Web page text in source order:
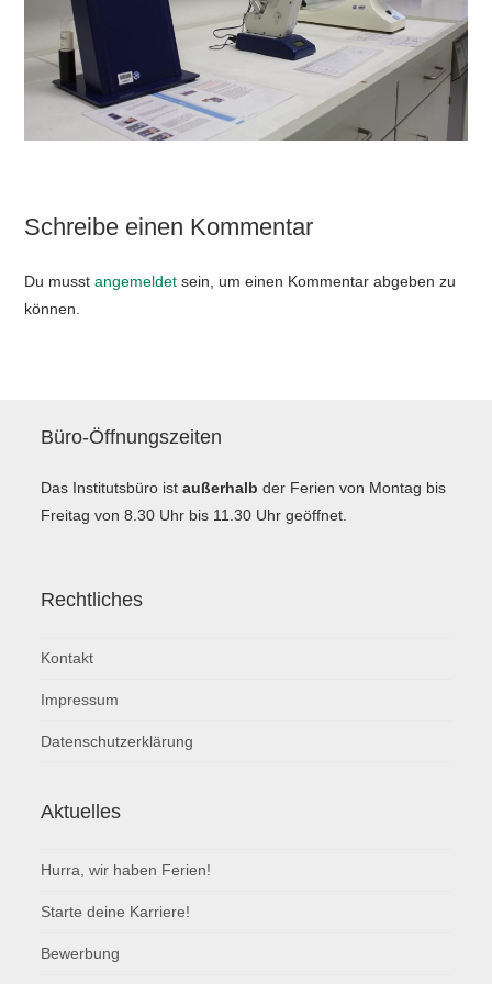
Schreibe einen Kommentar
Du musstangemeldet sein, um einen Kommentar abgeben zu
können.
Büro-Öffnungszeiten
Das Institutsbüro istaußerhalb der Ferien von Montag bis
Freitag von 8.30 Uhr bis 11.30 Uhr geöffnet.
Rechtliches
Kontakt
Impressum
Datenschutzerklärung
Aktuelles
Hurra, wir haben Ferien!
Starte deine Karriere!
Bewerbung